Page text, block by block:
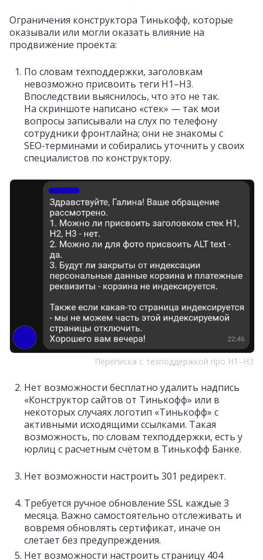
Ограничения конструктора Тинькофф, которые
оказывали или могли оказать влияние на
продвижение проекта:
По словам техподдержки, заголовкам
невозможно присвоить теги Н1–Н3.
Впоследствии выяснилось, что это не так.
На скриншоте написано «стек» — так мои
вопросы записывали на слух по телефону
сотрудники фронтлайна; они не знакомы с
SEO‑терминами и собирались уточнить у своих
специалистов по конструктору.
Переписка с техподдержкой про H1–Н3
Нет возможности бесплатно удалить надпись
«Конструктор сайтов от Тинькофф» или в
некоторых случаях логотип «Тинькофф» с
активными исходящими ссылками. Такая
возможность, по словам техподдержки, есть у
юрлиц с расчетным счётом в Тинькофф Банке.
Нет возможности настроить 301 редирект.
Требуется ручное обновление SSL каждые 3
месяца. Важно самостоятельно отслеживать и
вовремя обновлять сертификат, иначе он
слетает без предупреждения.
Нет возможности настроить страницу 404